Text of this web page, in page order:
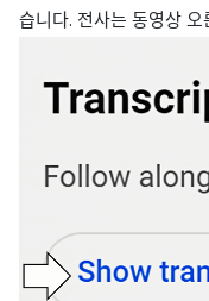
습니다. 전사는 동영상